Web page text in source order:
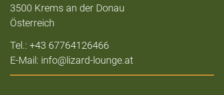
3500 Krems an der Donau
Österreich
Tel.: +43 67764126466
E-Mail: info@lizard-lounge.at